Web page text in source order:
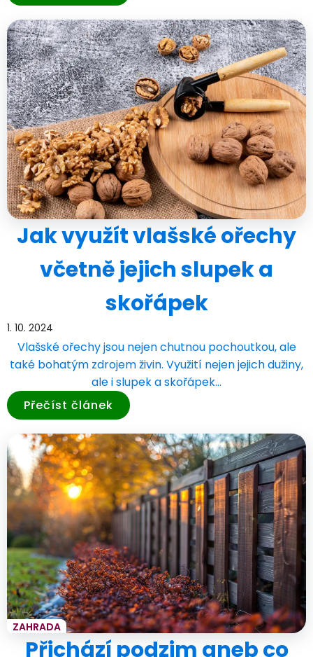
Jak využít vlašské ořechy
včetně jejich slupek a
skořápek
1. 10. 2024
Vlašské ořechy jsou nejen chutnou pochoutkou, ale
také bohatým zdrojem živin. Využití nejen jejich dužiny,
ale i slupek a skořápek…
Přečíst článek
ZAHRADA
Přichází podzim aneb co